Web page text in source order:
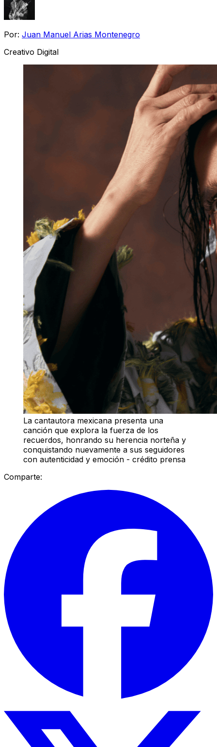
Por: Juan Manuel Arias Montenegro
Creativo Digital
La cantautora mexicana presenta una
canción que explora la fuerza de los
recuerdos, honrando su herencia norteña y
conquistando nuevamente a sus seguidores
con autenticidad y emoción - crédito prensa
Comparte: